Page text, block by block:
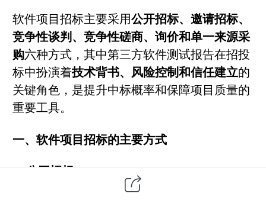
软件项目招标主要采用公开招标、邀请招标、
竞争性谈判、竞争性磋商、询价和单一来源采
购六种方式，其中第三方软件测试报告在招投
标中扮演着技术背书、风险控制和信任建立的
关键角色，是提升中标概率和保障项目质量的
重要工具。
一、软件项目招标的主要方式
1.公开招标